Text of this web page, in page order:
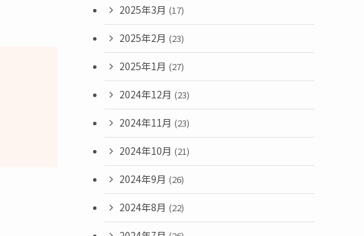
2025年3月 (17)
2025年2月 (23)
2025年1月 (27)
2024年12月 (23)
2024年11月 (23)
2024年10月 (21)
2024年9月 (26)
2024年8月 (22)